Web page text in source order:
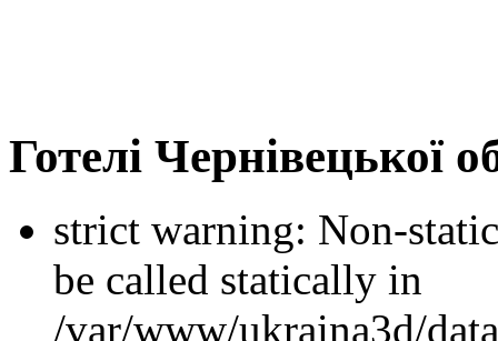
Готелі Чернівецької
strict warning: Non-
be called statically in
/var/www/ukraina3d/